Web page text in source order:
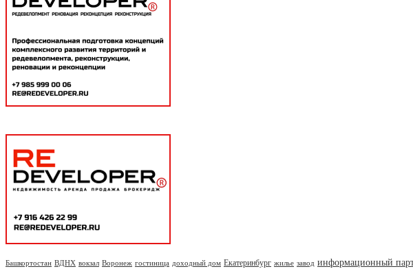
Башкортостан ВДНХ вокзал Воронеж гостиница доходный дом Екатеринбург жилье завод информационный